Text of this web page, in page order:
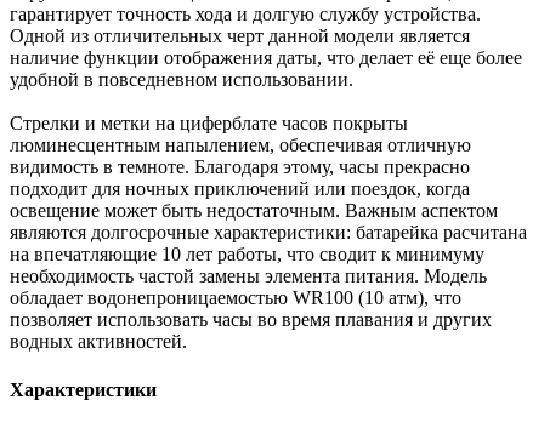
гарантирует точность хода и долгую службу устройства.
Одной из отличительных черт данной модели является
наличие функции отображения даты, что делает её еще более
удобной в повседневном использовании.
Стрелки и метки на циферблате часов покрыты
люминесцентным напылением, обеспечивая отличную
видимость в темноте. Благодаря этому, часы прекрасно
подходит для ночных приключений или поездок, когда
освещение может быть недостаточным. Важным аспектом
являются долгосрочные характеристики: батарейка расчитана
на впечатляющие 10 лет работы, что сводит к минимуму
необходимость частой замены элемента питания. Модель
обладает водонепроницаемостью WR100 (10 атм), что
позволяет использовать часы во время плавания и других
водных активностей.
Характеристики